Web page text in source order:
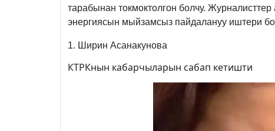
тарабынан токмоктолгон болчу.
энергиясын мыйзамсыз пайдалануу иштери
1. Ширин Асанакунова
КТРКнын кабарчыларын сабап кетишти